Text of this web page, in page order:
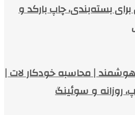
برای بسته‌بندی، چاپ بارکد و
| محاسبه خودکار لات |
روزانه و سوئینگ